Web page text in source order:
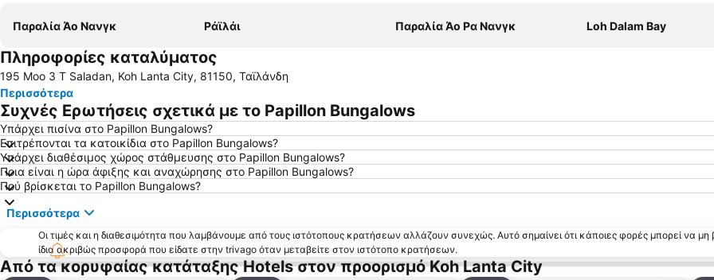
Παραλία Άο Νανγκ Ράϊλάι Παραλία Άο Ρα Νανγκ Loh Dalam Bay
Πληροφορίες καταλύματος
195 Moo 3 T Saladan, Koh Lanta City, 81150, Ταϊλάνδη
Περισσότερα
Συχνές Ερωτήσεις σχετικά με το Papillon Bungalows
Υπάρχει πισίνα στο Papillon Bungalows?
Επιτρέπονται τα κατοικίδια στο Papillon Bungalows?
Υπάρχει διαθέσιμος χώρος στάθμευσης στο Papillon Bungalows?
Ποια είναι η ώρα άφιξης και αναχώρησης στο Papillon Bungalows?
Πού βρίσκεται το Papillon Bungalows?
Περισσότερα
Οι τιμές και η διαθεσιμότητα που λαμβάνουμε από τους ιστότοπους κρατήσεων αλλάζουν συνεχώς. Αυτό σημαίνει ότι κάποιες φορές μπορεί να μη
ίδια ακριβώς προσφορά που είδατε στην trivago όταν μεταβείτε στον ιστότοπο κρατήσεων.
Από τα κορυφαίας κατάταξης Hotels στον προορισμό Koh Lanta City